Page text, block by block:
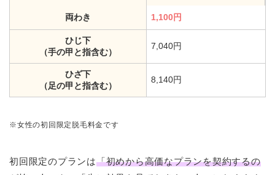
両わき 1,100円
ひじ下
（手の甲と指含む）
7,040円
ひざ下
（足の甲と指含む）
8,140円
※女性の初回限定脱毛料金です
初回限定のプランは「初めから高価なプランを契約するの